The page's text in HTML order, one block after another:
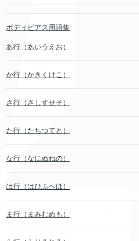
ボディピアス用語集
あ行（あいうえお）
か行（かきくけこ）
さ行（さしすせそ）
た行（たちつてと）
な行（なにぬねの）
は行（はひふへほ）
ま行（まみむめも）